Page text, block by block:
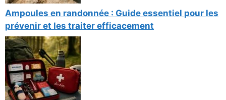
Ampoules en randonnée : Guide essentiel pour les
prévenir et les traiter efficacement